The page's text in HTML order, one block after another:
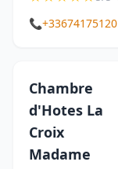
📞+33674175120
Chambre
d'Hotes La
Croix
Madame